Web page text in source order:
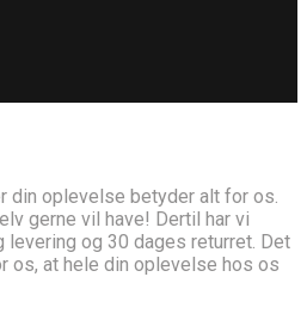
din oplevelse betyder alt for os.
gerne vil have! Dertil har vi
og 30 dages returret. Det
os, at hele din oplevelse hos os